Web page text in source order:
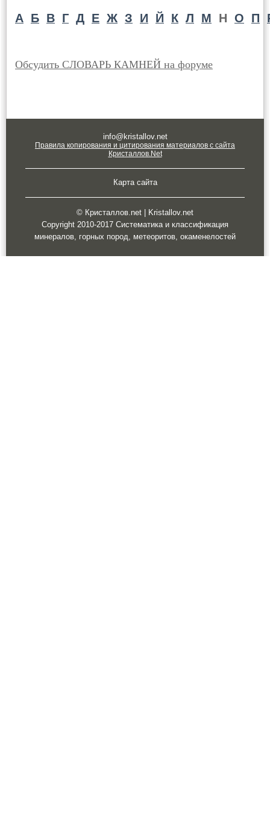
А Б В Г Д Е Ж З И Й К Л М Н О П
Обсудить СЛОВАРЬ КАМНЕЙ на форуме
info@kristallov.net
Правила копирования и цитирования материалов с сайта
Кристаллов.Net
Карта сайта
© Кристаллов.net | Kristallov.net
Copyright 2010-2017 Систематика и классификация
минералов, горных пород, метеоритов, окаменелостей